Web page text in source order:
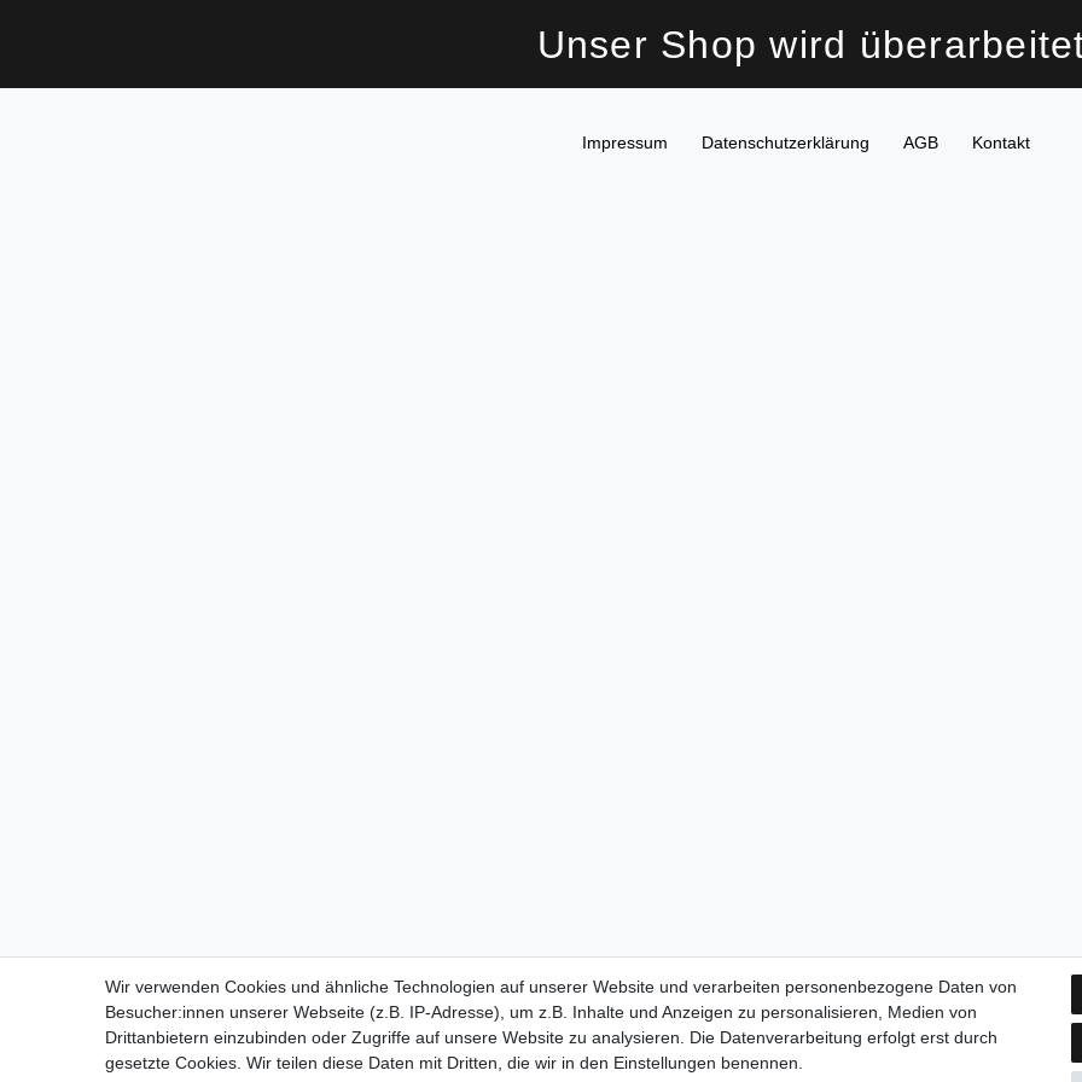
Unser Shop wird
Impressum Daten­schutz­erklärung AGB Kontakt
Wir verwenden Cookies und ähnliche Technologien auf unserer Website und verarbeiten personenbezogene Daten von
Besucher:innen unserer Webseite (z.B. IP-Adresse), um z.B. Inhalte und Anzeigen zu personalisieren, Medien von
Drittanbietern einzubinden oder Zugriffe auf unsere Website zu analysieren. Die Datenverarbeitung erfolgt erst durch
gesetzte Cookies. Wir teilen diese Daten mit Dritten, die wir in den Einstellungen benennen.